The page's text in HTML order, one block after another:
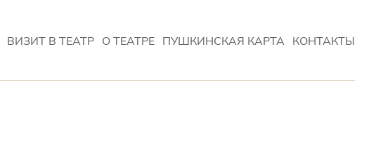
ВИЗИТ В ТЕАТР О ТЕАТРЕ ПУШКИНСКАЯ КАРТА КОНТАКТЫ